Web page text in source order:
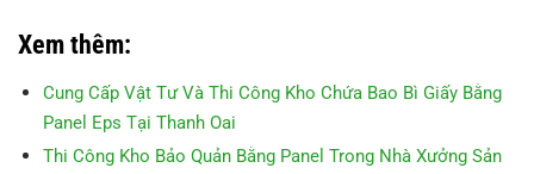
Xem thêm:
Cung Cấp Vật Tư Và Thi Công Kho Chứa Bao Bì Giấy Bằng
Panel Eps Tại Thanh Oai
Thi Công Kho Bảo Quản Bằng Panel Trong Nhà Xưởng Sản